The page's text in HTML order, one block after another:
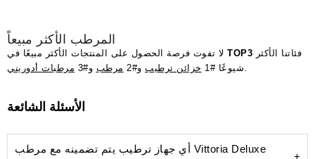
المرطب الأكثر مبيعاً
TOP3
شيوعًا #1
خزائن ترطيب و#2 مرطب و#3 مرطبات أدوريني .
الأسئلة الشائعة
أي جهاز ترطيب يتم تضمينه مع مرطب Vittoria Deluxe